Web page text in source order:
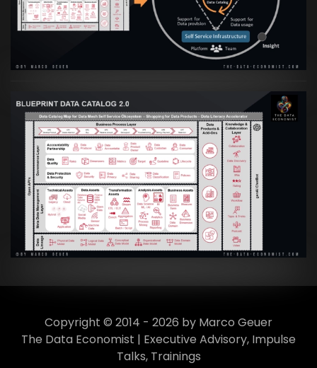
Culture
VIEW
Artikel:Data Mesh Ökosysteme: Die
Transformation zur Data Inspired Human
Culture
VIEW
Copyright © 2014 - 2026 by Marco Geuer
The Data Economist | Executive Advisory, Impulse
Talks, Trainings